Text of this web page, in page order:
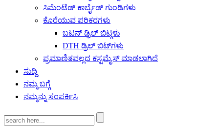
ಸಿಮೆಂಟೆಡ್ ಕಾರ್ಬೈಡ್ ಗುಂಡಿಗಳು
ಕೊರೆಯುವ ಪರಿಕರಗಳು
ಬಟನ್ ಡ್ರಿಲ್ ಬಿಟ್ಗಳು
DTH ಡ್ರಿಲ್ ಬಿಟ್‌ಗಳು
ಪ್ರಮಾಣಿತವಲ್ಲದ ಕಸ್ಟಮೈಸ್ ಮಾಡಲಾಗಿದೆ
ಸುದ್ದಿ
ನಮ್ಮ ಬಗ್ಗೆ
ನಮ್ಮನ್ನು ಸಂಪರ್ಕಿಸಿ